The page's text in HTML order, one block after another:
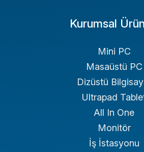
Kurumsal
Mini PC
Masaüstü PC
Dizüstü
Ultrapad
All In One
Monitör
İş İstasyonu